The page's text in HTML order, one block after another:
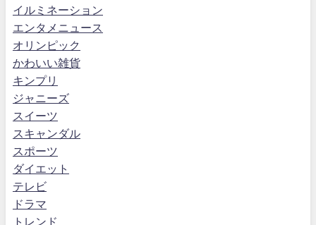
イルミネーション
エンタメニュース
オリンピック
かわいい雑貨
キンプリ
ジャニーズ
スイーツ
スキャンダル
スポーツ
ダイエット
テレビ
ドラマ
トレンド